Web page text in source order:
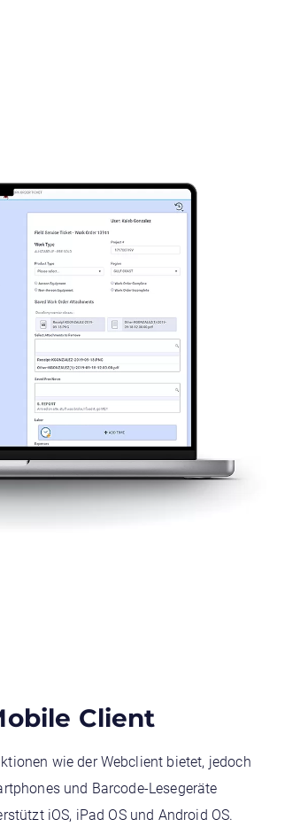
Client
wie der Webclient bietet, jedoch
und Barcode-Lesegeräte
iOS, iPad OS und Android OS.